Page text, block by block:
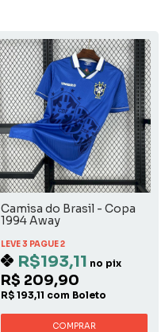
Camisa do Brasil - Copa
1994 Away
LEVE 3 PAGUE 2
R$193,11 no pix
R$ 209,90
R$ 193,11 com Boleto
COMPRAR